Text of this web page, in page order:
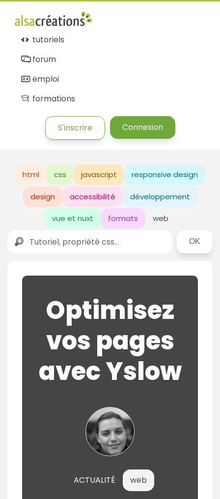
tutoriels
forum
emploi
formations
S'inscrire Connexion
html css javascript responsive design
design accessibilité développement
vue et nuxt formats web
Rechercher
Optimisez
vos pages
avec Yslow
ACTUALITÉ web